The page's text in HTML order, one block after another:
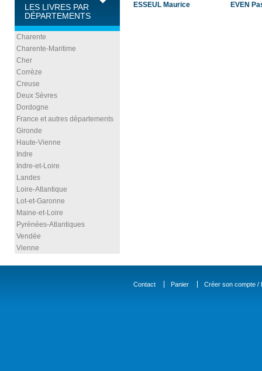
LES LIVRES PAR
DÉPARTEMENTS
Charente
Charente-Maritime
Cher
Corrèze
Creuse
Deux Sèvres
Dordogne
France et autres départements
Gironde
Haute-Vienne
Indre
Indre-et-Loire
Landes
Loire-Atlantique
Lot-et-Garonne
Maine-et-Loire
Pyrénées-Atlantiques
Vendée
Vienne
ESSEUL Maurice EVEN
Contact Panier Créer son compte /